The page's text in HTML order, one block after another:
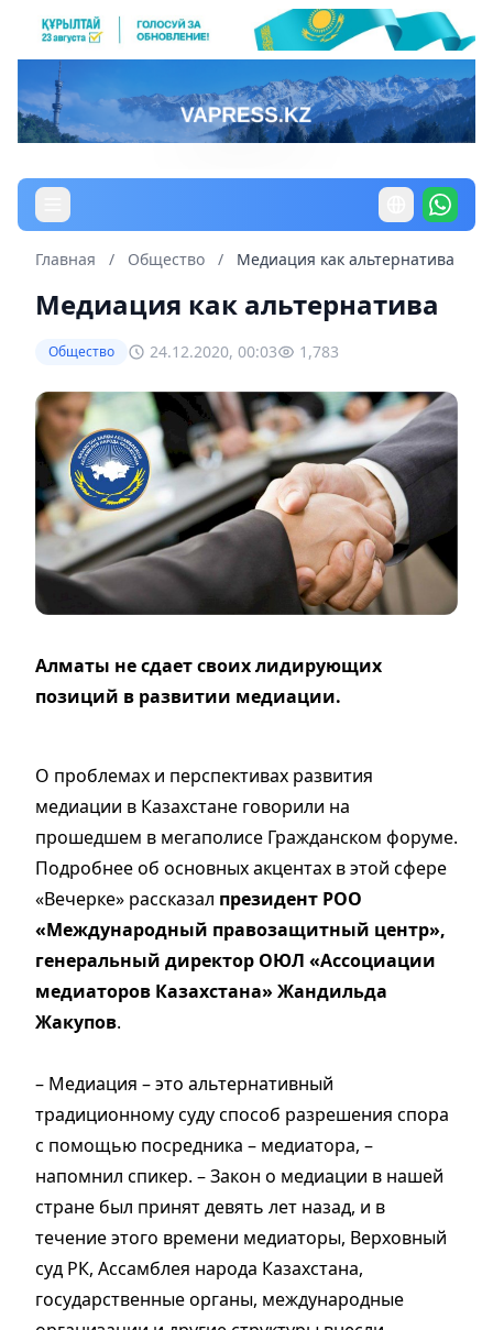
Главная / Общество / Медиация как альтернатива
Медиация как альтернатива
Общество 24.12.2020, 00:03 1,783
Алматы не сдает своих лидирующих
позиций в развитии медиации.
О проблемах и перспективах развития
медиации в Казахстане говорили на
прошедшем в мегаполисе Гражданском форуме.
Подробнее об основных акцентах в этой сфере
«Вечерке» рассказал президент РОО
«Международный правозащитный центр»,
генеральный директор ОЮЛ «Ассоциации
медиаторов Казахстана» Жандильда
Жакупов.
– Медиация – это альтернативный
традиционному суду способ разрешения спора
с помощью посредника – медиатора, –
напомнил спикер. – Закон о медиации в нашей
стране был принят девять лет назад, и в
течение этого времени медиаторы, Верховный
суд РК, Ассамблея народа Казахстана,
государственные органы, международные